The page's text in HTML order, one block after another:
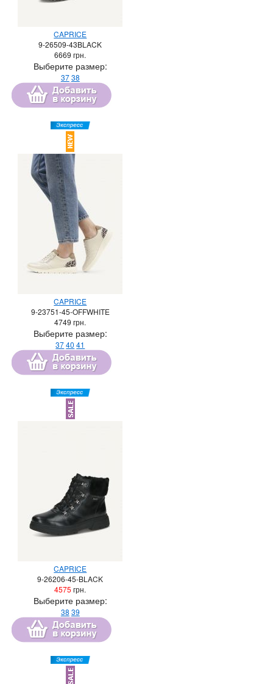
CAPRICE
9-26509-43BLACK
6669 грн.
Выберите размер:
3738
CAPRICE
9-23751-45-OFFWHITE
4749 грн.
Выберите размер:
3740 41
CAPRICE
9-26206-45-BLACK
4575 грн.
Выберите размер:
38 39